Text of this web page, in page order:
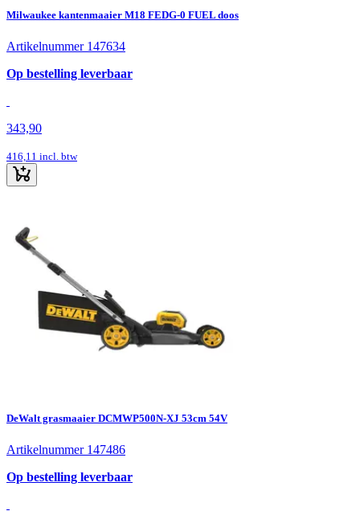
Milwaukee kantenmaaier M18 FEDG-0 FUEL doos
Artikelnummer 147634
Op bestelling leverbaar
343,90
416,11 incl. btw
DeWalt grasmaaier DCMWP500N-XJ 53cm 54V
Artikelnummer 147486
Op bestelling leverbaar